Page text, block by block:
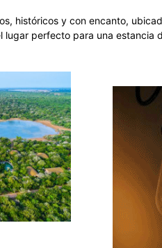
históricos y con encanto,
perfecto para una estancia